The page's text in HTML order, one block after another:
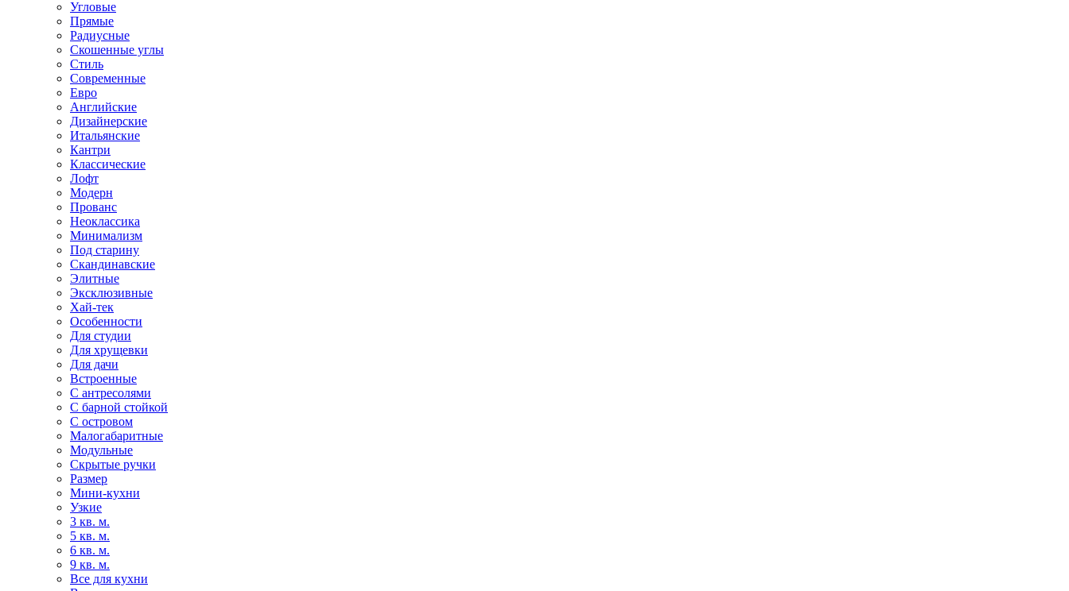
Угловые
Прямые
Радиусные
Скошенные углы
Стиль
Современные
Евро
Английские
Дизайнерские
Итальянские
Кантри
Классические
Лофт
Модерн
Прованс
Неоклассика
Минимализм
Под старину
Скандинавские
Элитные
Эксклюзивные
Хай-тек
Особенности
Для студии
Для хрущевки
Для дачи
Встроенные
С антресолями
С барной стойкой
С островом
Малогабаритные
Модульные
Скрытые ручки
Размер
Мини-кухни
Узкие
3 кв. м.
5 кв. м.
6 кв. м.
9 кв. м.
Все для кухни